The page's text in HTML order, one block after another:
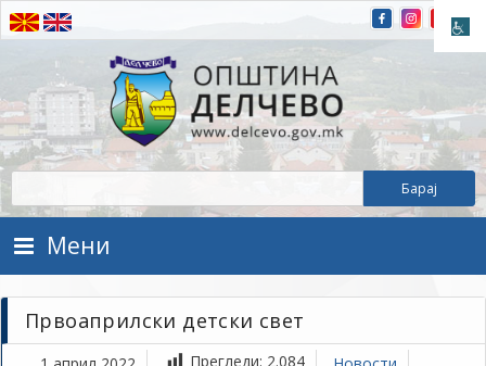
Прескокнете на содржината
Општина Делчево
Општина Делчево
Мени
Првоаприлски детски свет
Прегледи: 2.084